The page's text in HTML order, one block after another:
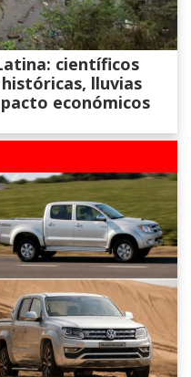
científicos
lluvias
económicos